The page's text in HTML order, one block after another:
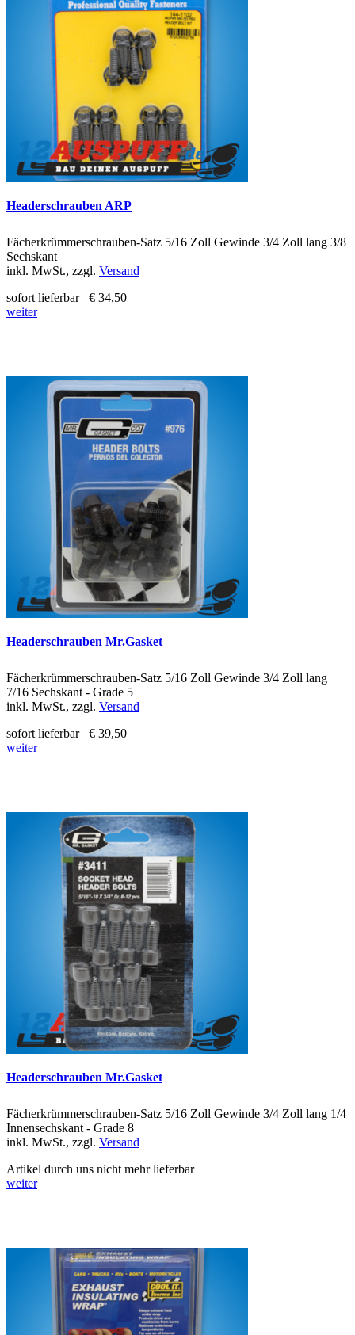
Headerschrauben ARP
Fächerkrümmerschrauben-Satz 5/16 Zoll Gewinde 3/4 Zoll lang 3/8
Sechskant
inkl. MwSt., zzgl. Versand
sofort lieferbar
€ 34,50
weiter
Headerschrauben Mr.Gasket
Fächerkrümmerschrauben-Satz 5/16 Zoll Gewinde 3/4 Zoll lang
7/16 Sechskant - Grade 5
inkl. MwSt., zzgl. Versand
sofort lieferbar
€ 39,50
weiter
Headerschrauben Mr.Gasket
Fächerkrümmerschrauben-Satz 5/16 Zoll Gewinde 3/4 Zoll lang 1/4
Innensechskant - Grade 8
inkl. MwSt., zzgl. Versand
Artikel durch uns nicht mehr lieferbar
weiter